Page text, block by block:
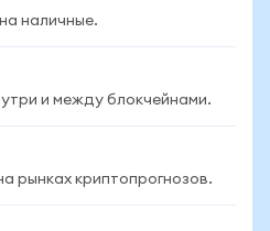
наличные.
и между блокчейнами.
рынках криптопрогнозов.